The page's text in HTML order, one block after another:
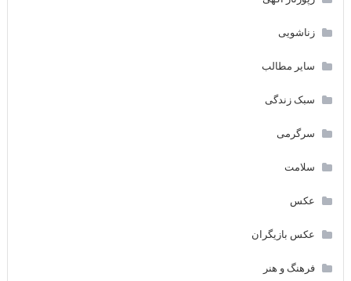
زناشویی
سایر مطالب
سبک زندگی
سرگرمی
سلامت
عکس
عکس بازیگران
فرهنگ و هنر